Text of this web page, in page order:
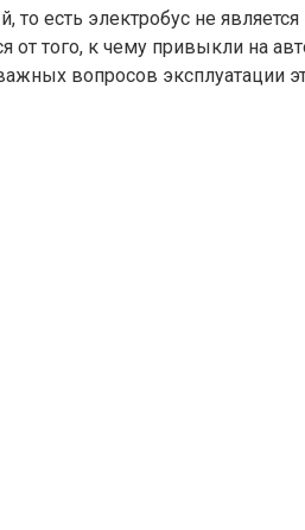
есть электробус не
от того, к чему привыкли на
вопросов эксплуатации